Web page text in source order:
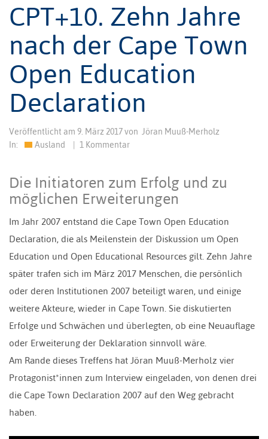
CPT+10. Zehn Jahre
nach der Cape Town
Open Education
Declaration
Veröffentlicht am 9. März 2017von Jöran Muuß-Merholz
In:
Ausland 1 Kommentar
Die Initiatoren zum Erfolg und zu
möglichen Erweiterungen
Im Jahr 2007 entstand die Cape Town Open Education
Declaration, die als Meilenstein der Diskussion um Open
Education und Open Educational Resources gilt. Zehn Jahre
später trafen sich im März 2017 Menschen, die persönlich
oder deren Institutionen 2007 beteiligt waren, und einige
weitere Akteure, wieder in Cape Town. Sie diskutierten
Erfolge und Schwächen und überlegten, ob eine Neuauflage
oder Erweiterung der Deklaration sinnvoll wäre.
Am Rande dieses Treffens hat Jöran Muuß-Merholz vier
Protagonist*innen zum Interview eingeladen, von denen drei
die Cape Town Declaration 2007 auf den Weg gebracht
haben.